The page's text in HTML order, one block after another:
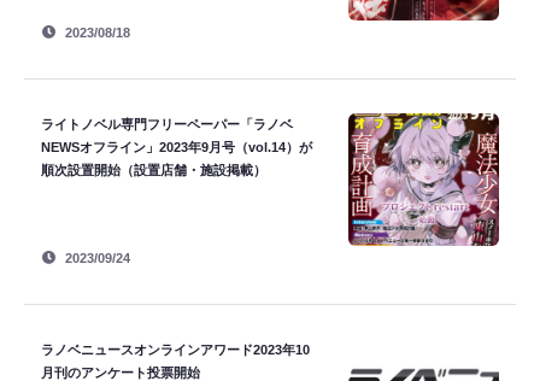
2023/08/18
ライトノベル専門フリーペーパー「ラノベ
NEWSオフライン」2023年9月号（vol.14）が
順次設置開始（設置店舗・施設掲載）
2023/09/24
ラノベニュースオンラインアワード2023年10
月刊のアンケート投票開始